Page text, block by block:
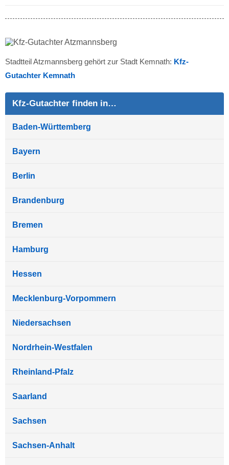
Stadtteil Atzmannsberg gehört zur Stadt Kemnath: Kfz-
Gutachter Kemnath
Kfz-Gutachter finden in…
Baden-Württemberg
Bayern
Berlin
Brandenburg
Bremen
Hamburg
Hessen
Mecklenburg-Vorpommern
Niedersachsen
Nordrhein-Westfalen
Rheinland-Pfalz
Saarland
Sachsen
Sachsen-Anhalt